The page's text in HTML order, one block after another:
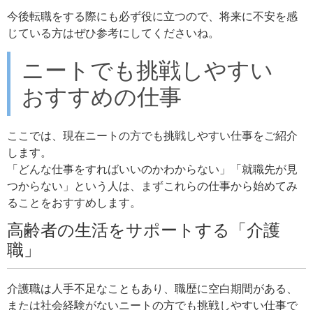
今後転職をする際にも必ず役に立つので、将来に不安を感
じている方はぜひ参考にしてくださいね。
ニートでも挑戦しやすい
おすすめの仕事
ここでは、現在ニートの方でも挑戦しやすい仕事をご紹介
します。
「どんな仕事をすればいいのかわからない」「就職先が見
つからない」という人は、まずこれらの仕事から始めてみ
ることをおすすめします。
高齢者の生活をサポートする「介護
職」
介護職は人手不足なこともあり、職歴に空白期間がある、
または社会経験がないニートの方でも挑戦しやすい仕事で